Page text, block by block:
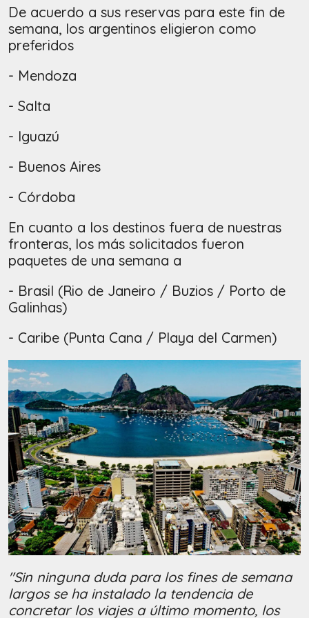
De acuerdo a sus reservas para este fin de
semana, los argentinos eligieron como
preferidos
- Mendoza
- Salta
- Iguazú
- Buenos Aires
- Córdoba
En cuanto a los destinos fuera de nuestras
fronteras, los más solicitados fueron
paquetes de una semana a
- Brasil (Rio de Janeiro / Buzios / Porto de
Galinhas)
- Caribe (Punta Cana / Playa del Carmen)
"Sin ninguna duda para los fines de semana
largos se ha instalado la tendencia de
concretar los viajes a último momento, los